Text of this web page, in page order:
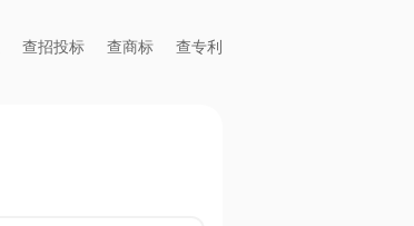
查招投标 查商标 查专利